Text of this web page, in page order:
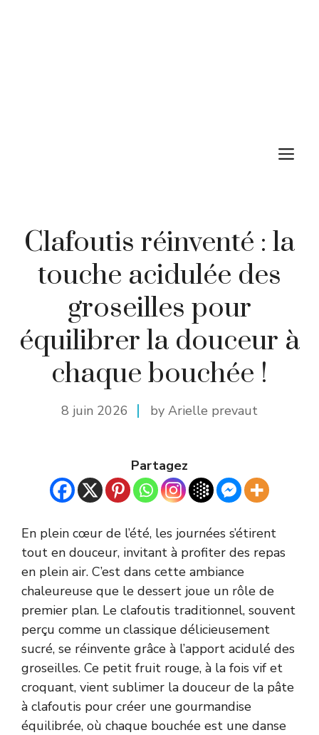
Clafoutis réinventé : la
touche acidulée des
groseilles pour
équilibrer la douceur à
chaque bouchée !
8 juin 2026 by Arielle prevaut
Partagez
En plein cœur de l’été, les journées s’étirent
tout en douceur, invitant à profiter des repas
en plein air. C’est dans cette ambiance
chaleureuse que le dessert joue un rôle de
premier plan. Le clafoutis traditionnel, souvent
perçu comme un classique délicieusement
sucré, se réinvente grâce à l’apport acidulé des
groseilles. Ce petit fruit rouge, à la fois vif et
croquant, vient sublimer la douceur de la pâte
à clafoutis pour créer une gourmandise
équilibrée, où chaque bouchée est une danse